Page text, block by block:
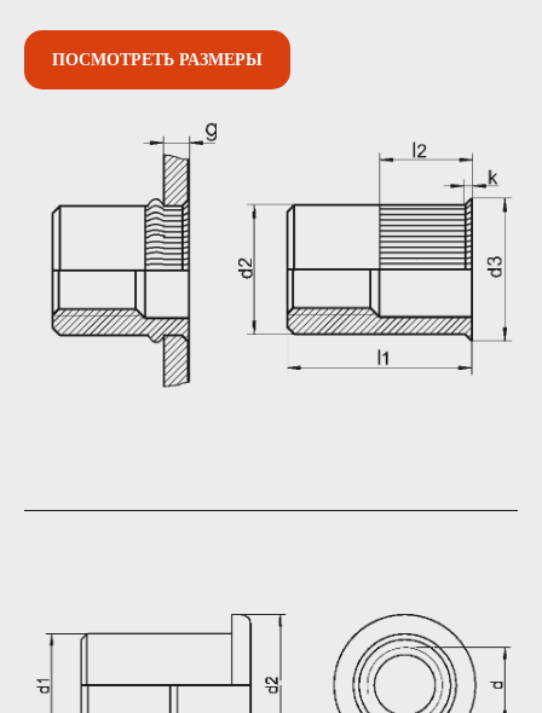
ПОСМОТРЕТЬ РАЗМЕРЫ